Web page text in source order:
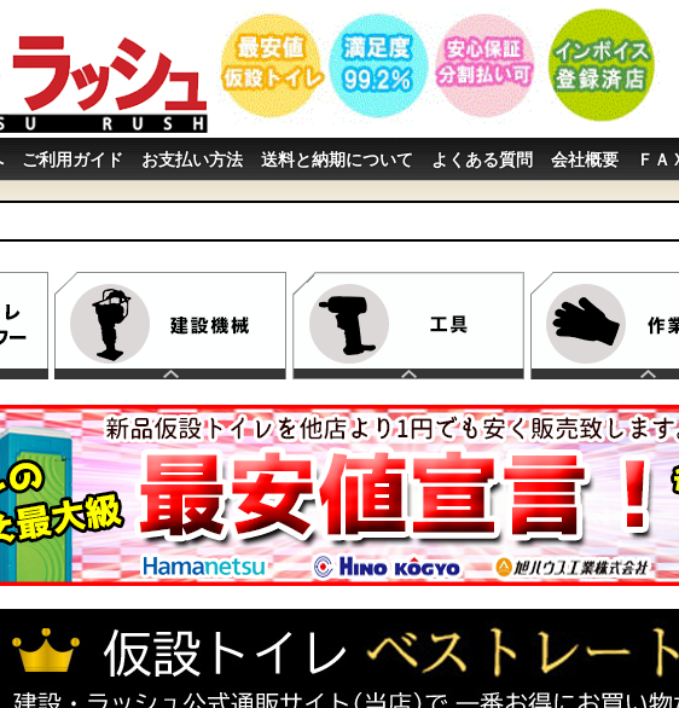
ご利用ガイド お支払い方法 送料と納期について よくある質問 会社概要 ＦＡ